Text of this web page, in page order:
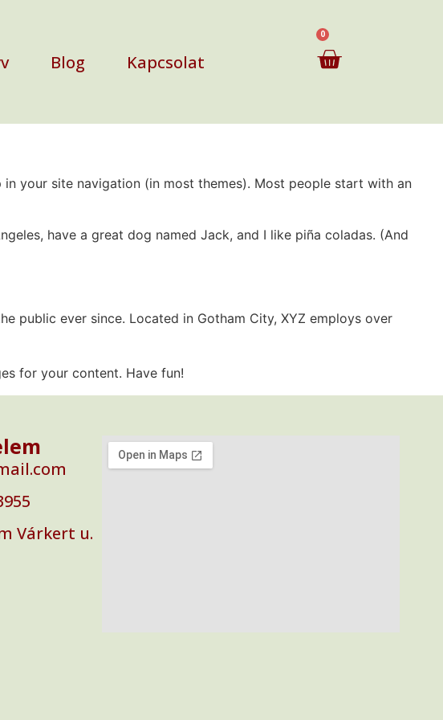
Blog Kapcsolat
0
your site navigation (in most themes). Most people start with an
have a great dog named Jack, and I like piña coladas. (And
public ever since. Located in Gotham City, XYZ employs over
for your content. Have fun!
Várkert u.